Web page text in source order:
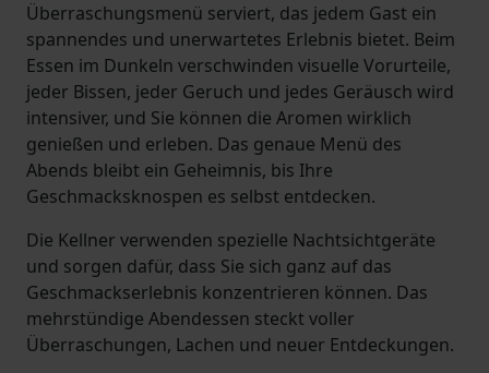
Überraschungsmenü serviert, das jedem Gast ein
spannendes und unerwartetes Erlebnis bietet. Beim
Essen im Dunkeln verschwinden visuelle Vorurteile,
jeder Bissen, jeder Geruch und jedes Geräusch wird
intensiver, und Sie können die Aromen wirklich
genießen und erleben. Das genaue Menü des
Abends bleibt ein Geheimnis, bis Ihre
Geschmacksknospen es selbst entdecken.
Die Kellner verwenden spezielle Nachtsichtgeräte
und sorgen dafür, dass Sie sich ganz auf das
Geschmackserlebnis konzentrieren können. Das
mehrstündige Abendessen steckt voller
Überraschungen, Lachen und neuer Entdeckungen.